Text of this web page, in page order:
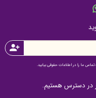
person_add
تماس ما را در اطلاعات حقوقی بیابید.